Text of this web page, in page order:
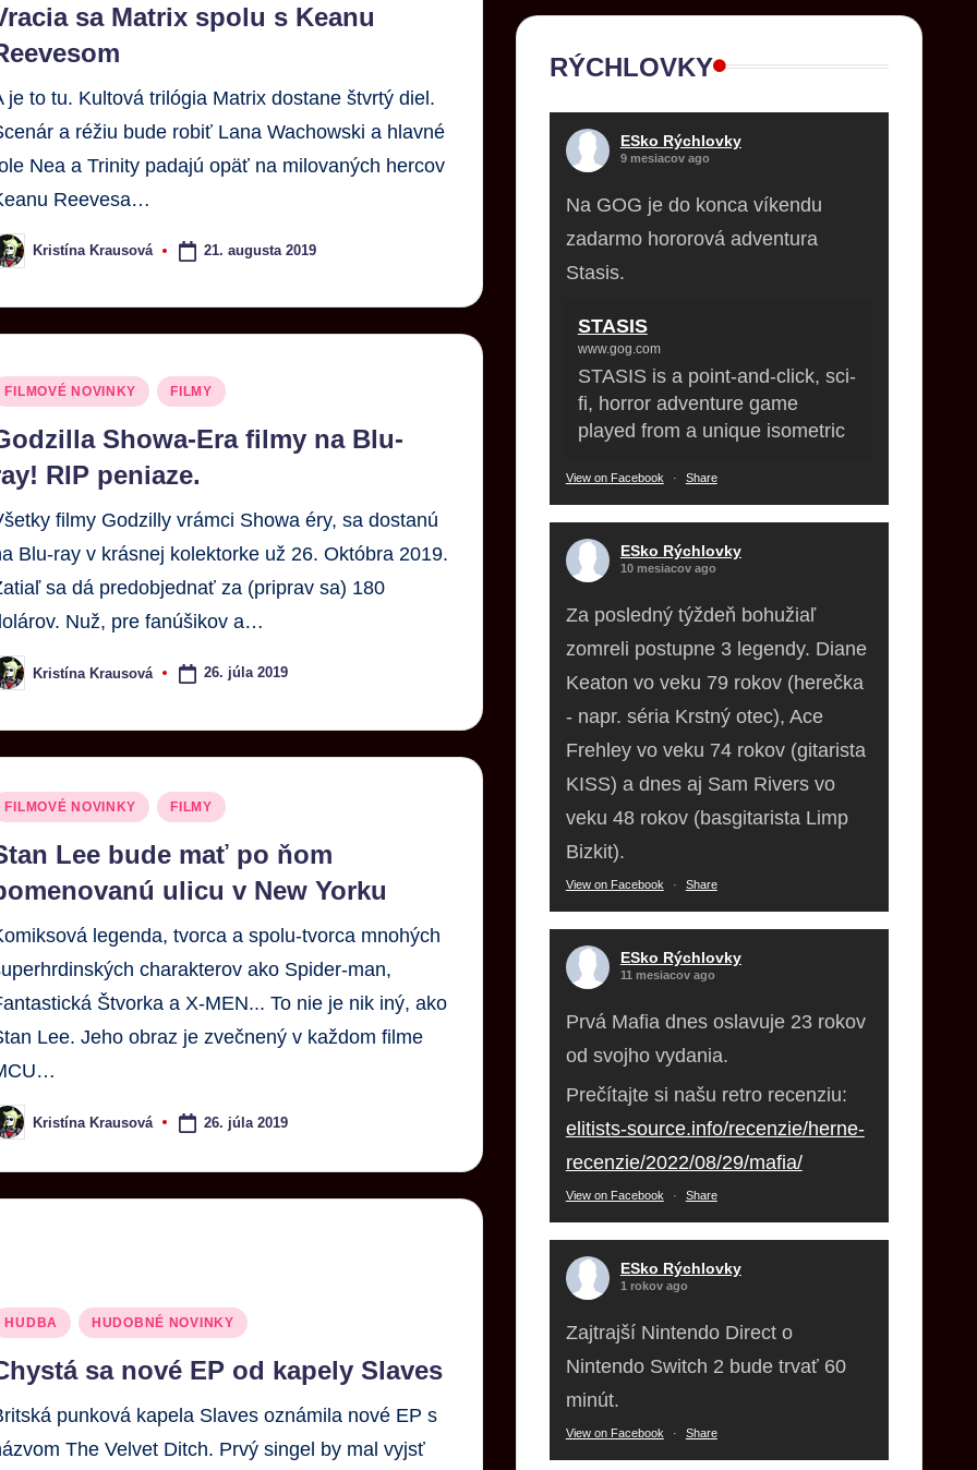
sa Matrix spolu s Keanu
je to tu. Kultová trilógia Matrix dostane štvrtý diel.
a réžiu bude robiť Lana Wachowski a hlavné
Nea a Trinity padajú opäť na milovaných hercov
Reevesa…
Kristína Krausová 21. augusta 2019
FILMOVÉ NOVINKY FILMY
Showa-Era filmy na Blu-
RIP peniaze.
filmy Godzilly vrámci Showa éry, sa dostanú
Blu-ray v krásnej kolektorke už 26. Októbra 2019.
sa dá predobjednať za (priprav sa) 180
Nuž, pre fanúšikov a…
Kristína Krausová 26. júla 2019
FILMOVÉ NOVINKY FILMY
Lee bude mať po ňom
ulicu v New Yorku
legenda, tvorca a spolu-tvorca mnohých
charakterov ako Spider-man,
Štvorka a X-MEN... To nie je nik iný, ako
Lee. Jeho obraz je zvečnený v každom filme
Kristína Krausová 26. júla 2019
HUDBA HUDOBNÉ NOVINKY
sa nové EP od kapely Slaves
punková kapela Slaves oznámila nové EP s
The Velvet Ditch. Prvý singel by mal vyjsť
RÝCHLOVKY
ESko Rýchlovky
9 mesiacov ago
Na GOG je do konca víkendu
zadarmo hororová adventura
Stasis.
STASIS
www.gog.com
STASIS is a point-and-click, sci-
fi, horror adventure game
played from a unique isometric
View on Facebook · Share
ESko Rýchlovky
10 mesiacov ago
Za posledný týždeň bohužiaľ
zomreli postupne 3 legendy. Diane
Keaton vo veku 79 rokov (herečka
- napr. séria Krstný otec), Ace
Frehley vo veku 74 rokov (gitarista
KISS) a dnes aj Sam Rivers vo
veku 48 rokov (basgitarista Limp
Bizkit).
View on Facebook · Share
ESko Rýchlovky
11 mesiacov ago
Prvá Mafia dnes oslavuje 23 rokov
od svojho vydania.
Prečítajte si našu retro recenziu:
elitists-source.info/recenzie/herne-
recenzie/2022/08/29/mafia/
View on Facebook · Share
ESko Rýchlovky
1 rokov ago
Zajtrajší Nintendo Direct o
Nintendo Switch 2 bude trvať 60
minút.
View on Facebook · Share